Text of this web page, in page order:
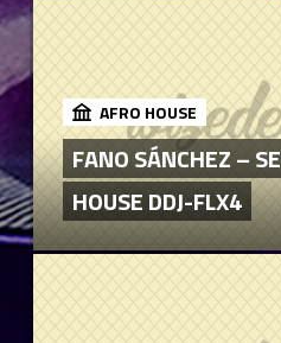
AFRO HOUSE
FANO SÁNCHEZ –
HOUSE DDJ-FLX4